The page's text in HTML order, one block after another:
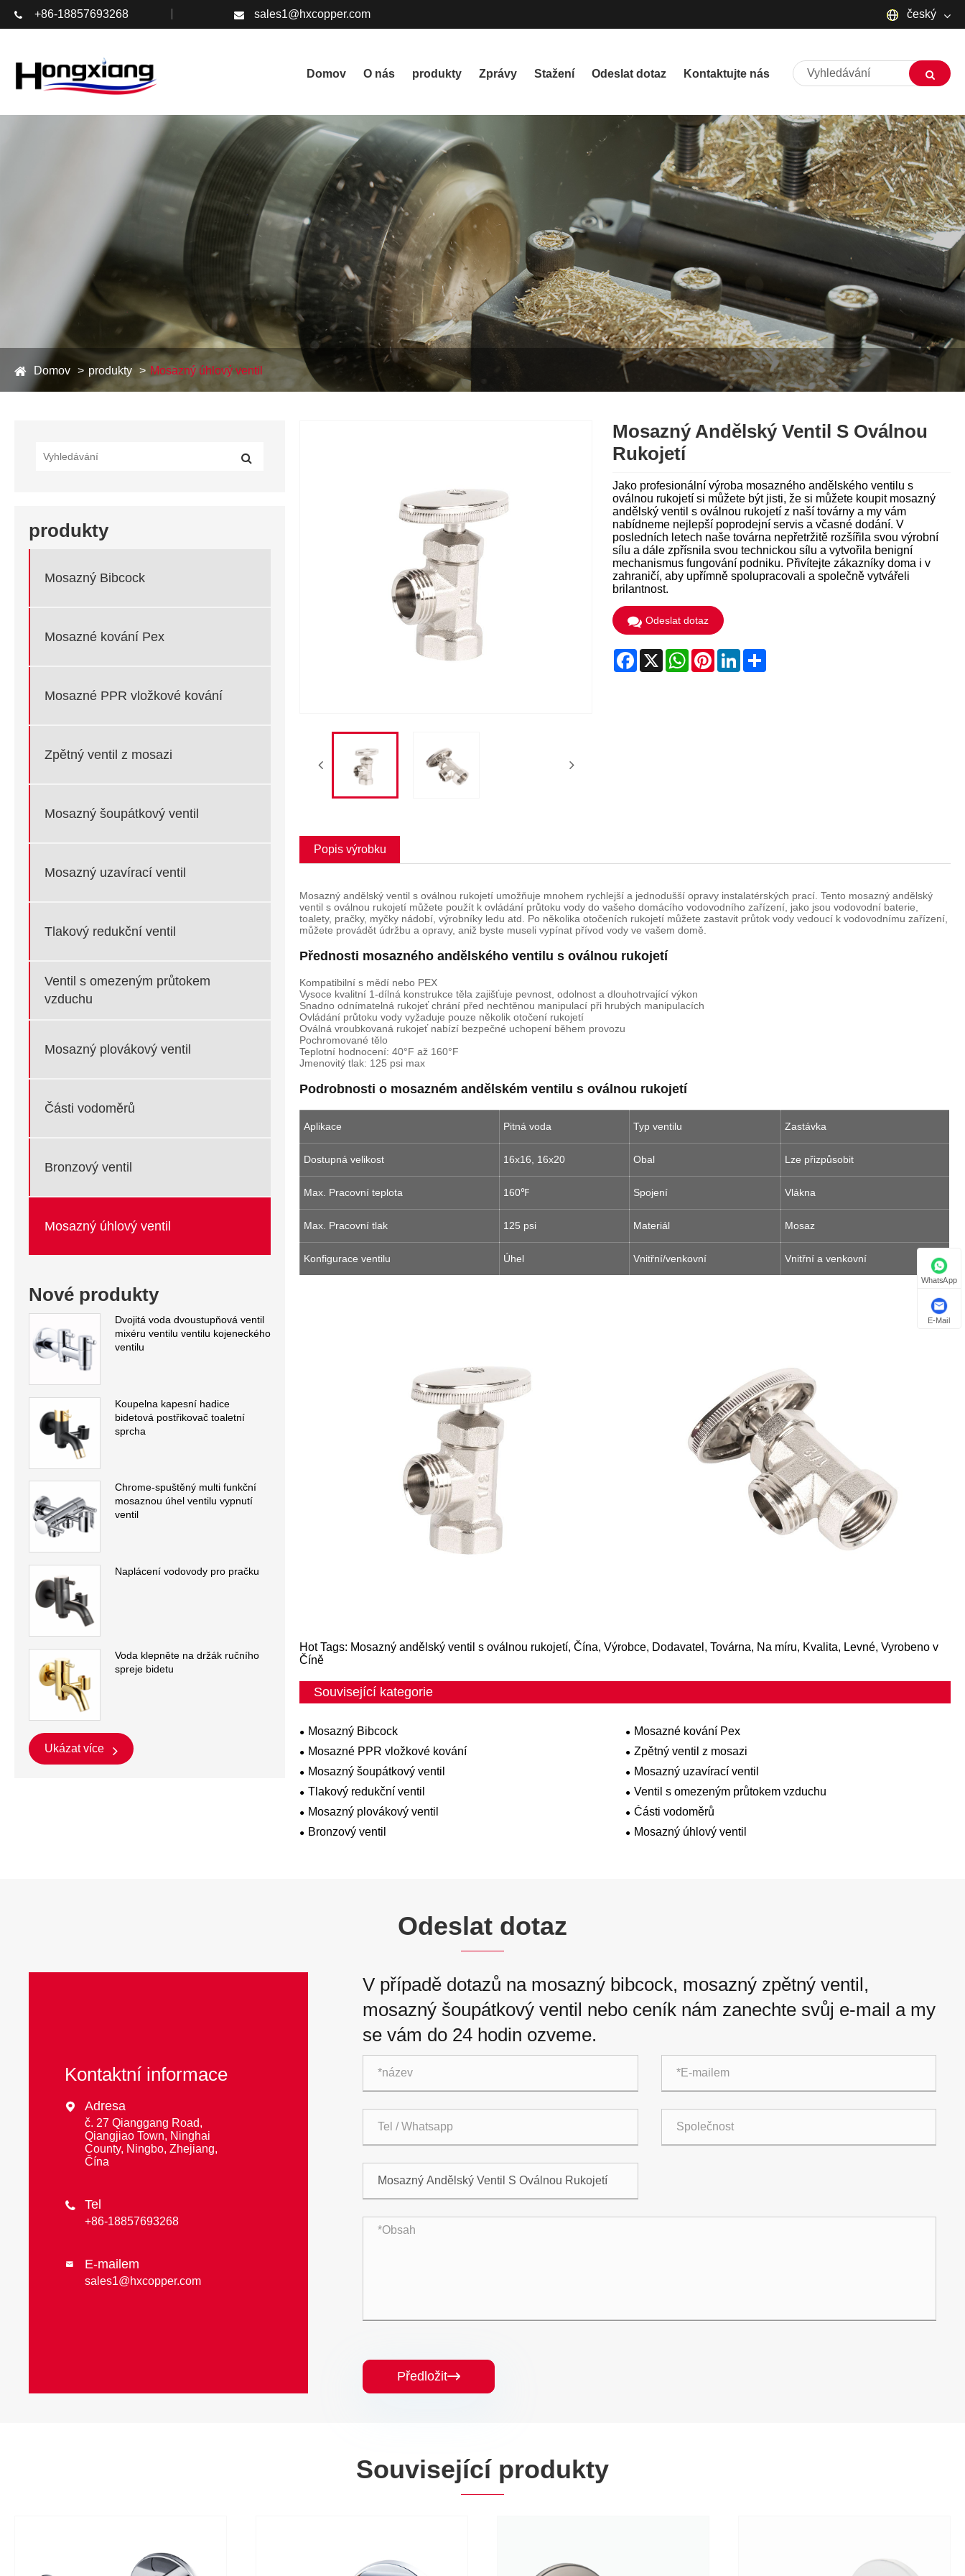
+86-18857693268 sales1@hxcopper.com český
Français
Español
العربية
שפה עברית
Português
Italiano
Polski
Svenska
Dansk
Türkçe
český
ελληνικά
Latine
Domov O nás produkty Zprávy Stažení Odeslat dotaz Kontaktujte nás
Domov produkty Mosazný úhlový ventil
produkty
Mosazný Bibcock
Mosazné kování Pex
Mosazné PPR vložkové kování
Zpětný ventil z mosazi
Mosazný šoupátkový ventil
Mosazný uzavírací ventil
Tlakový redukční ventil
Ventil s omezeným průtokem
vzduchu
Mosazný plovákový ventil
Části vodoměrů
Bronzový ventil
Mosazný úhlový ventil
Nové produkty
Dvojitá voda dvoustupňová ventil
mixéru ventilu ventilu kojeneckého
ventilu
Koupelna kapesní hadice
bidetová postřikovač toaletní
sprcha
Chrome-spuštěný multi funkční
mosaznou úhel ventilu vypnutí
ventil
Naplácení vodovody pro pračku
Voda klepněte na držák ručního
spreje bidetu
Ukázat více
Mosazný Andělský Ventil S Oválnou
Rukojetí
Jako profesionální výroba mosazného andělského ventilu s
oválnou rukojetí si můžete být jisti, že si můžete koupit mosazný
andělský ventil s oválnou rukojetí z naší továrny a my vám
nabídneme nejlepší poprodejní servis a včasné dodání. V
posledních letech naše továrna nepřetržitě rozšířila svou výrobní
sílu a dále zpřísnila svou technickou sílu a vytvořila benigní
mechanismus fungování podniku. Přivítejte zákazníky doma i v
zahraničí, aby upřímně spolupracovali a společně vytvářeli
brilantnost.
Odeslat dotaz
Facebook
X WhatsApp
PinterestLinkedInShare
Popis výrobku
Mosazný andělský ventil s oválnou rukojetí umožňuje mnohem rychlejší a jednodušší opravy instalatérských prací. Tento mosazný andělský
ventil s oválnou rukojetí můžete použít k ovládání průtoku vody do vašeho domácího vodovodního zařízení, jako jsou vodovodní baterie,
toalety, pračky, myčky nádobí, výrobníky ledu atd. Po několika otočeních rukojetí můžete zastavit průtok vody vedoucí k vodovodnímu zařízení,
můžete provádět údržbu a opravy, aniž byste museli vypínat přívod vody ve vašem domě.
Přednosti mosazného andělského ventilu s oválnou rukojetí
Kompatibilní s mědí nebo PEX
Vysoce kvalitní 1-dílná konstrukce těla zajišťuje pevnost, odolnost a dlouhotrvající výkon
Snadno odnímatelná rukojeť chrání před nechtěnou manipulací při hrubých manipulacích
Ovládání průtoku vody vyžaduje pouze několik otočení rukojetí
Oválná vroubkovaná rukojeť nabízí bezpečné uchopení během provozu
Pochromované tělo
Teplotní hodnocení: 40°F až 160°F
Jmenovitý tlak: 125 psi max
Podrobnosti o mosazném andělském ventilu s oválnou rukojetí
Aplikace Pitná voda Typ ventilu Zastávka
Dostupná velikost 16x16, 16x20 Obal Lze přizpůsobit
Max. Pracovní teplota 160℉ Spojení Vlákna
Max. Pracovní tlak 125 psi Materiál Mosaz
Konfigurace ventilu Úhel Vnitřní/venkovní Vnitřní a venkovní
Hot Tags: Mosazný andělský ventil s oválnou rukojetí, Čína, Výrobce, Dodavatel, Továrna, Na míru, Kvalita, Levné, Vyrobeno v
Číně
Související kategorie
Mosazný Bibcock
Mosazné kování Pex
Mosazné PPR vložkové kování
Zpětný ventil z mosazi
Mosazný šoupátkový ventil
Mosazný uzavírací ventil
Tlakový redukční ventil
Ventil s omezeným průtokem vzduchu
Mosazný plovákový ventil
Části vodoměrů
Bronzový ventil
Mosazný úhlový ventil
Odeslat dotaz
Kontaktní informace
 Adresa
č. 27 Qianggang Road,
Qiangjiao Town, Ninghai
County, Ningbo, Zhejiang,
Čína
 Tel
+86-18857693268
 E-mailem
sales1@hxcopper.com
V případě dotazů na mosazný bibcock, mosazný zpětný ventil,
mosazný šoupátkový ventil nebo ceník nám zanechte svůj e-mail a my
se vám do 24 hodin ozveme.
Předložit
Související produkty
WhatsApp
E-Mail